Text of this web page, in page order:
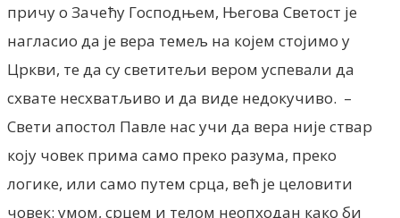
причу о Зачећу Господњем, Његова Светост је
нагласио да је вера темељ на којем стојимо у
Цркви, те да су светитељи вером успевали да
схвате несхватљиво и да виде недокучиво. –
Свети апостол Павле нас учи да вера није ствар
коју човек прима само преко разума, преко
логике, или само путем срца, већ је целовити
човек: умом, срцем и телом неопходан како би